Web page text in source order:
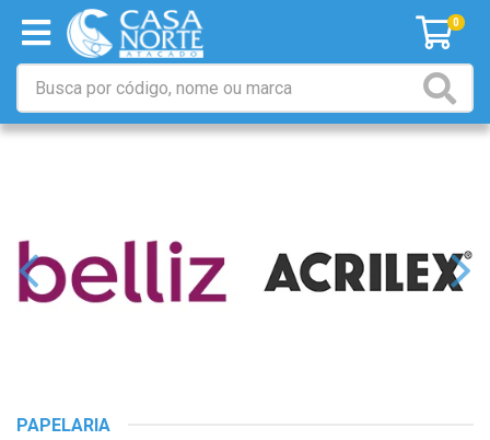
0
PAPELARIA